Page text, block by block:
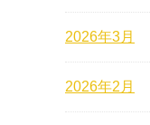
2026年3月
2026年2月